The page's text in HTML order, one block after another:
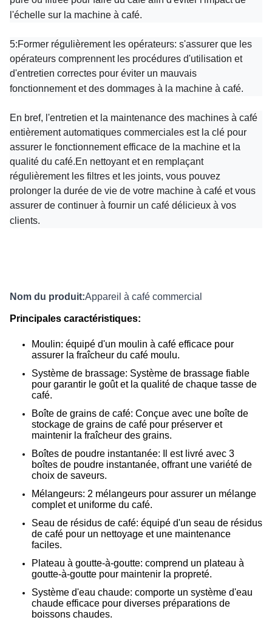
l'échelle sur la machine à café.
5:Former régulièrement les opérateurs: s'assurer que les
opérateurs comprennent les procédures d'utilisation et
d'entretien correctes pour éviter un mauvais
fonctionnement et des dommages à la machine à café.
En bref, l'entretien et la maintenance des machines à café
entièrement automatiques commerciales est la clé pour
assurer le fonctionnement efficace de la machine et la
qualité du café.En nettoyant et en remplaçant
régulièrement les filtres et les joints, vous pouvez
prolonger la durée de vie de votre machine à café et vous
assurer de continuer à fournir un café délicieux à vos
clients.
Nom du produit:Appareil à café commercial
Principales caractéristiques:
Moulin: équipé d'un moulin à café efficace pour
assurer la fraîcheur du café moulu.
Système de brassage: Système de brassage fiable
pour garantir le goût et la qualité de chaque tasse de
café.
Boîte de grains de café: Conçue avec une boîte de
stockage de grains de café pour préserver et
maintenir la fraîcheur des grains.
Boîtes de poudre instantanée: Il est livré avec 3
boîtes de poudre instantanée, offrant une variété de
choix de saveurs.
Mélangeurs: 2 mélangeurs pour assurer un mélange
complet et uniforme du café.
Seau de résidus de café: équipé d'un seau de résidus
de café pour un nettoyage et une maintenance
faciles.
Plateau à goutte-à-goutte: comprend un plateau à
goutte-à-goutte pour maintenir la propreté.
Système d'eau chaude: comporte un système d'eau
chaude efficace pour diverses préparations de
boissons chaudes.